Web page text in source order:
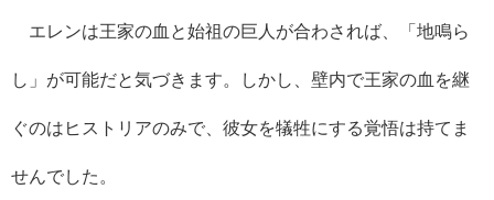
エレンは王家の血と始祖の巨人が合わされば、「地鳴ら
し」が可能だと気づきます。しかし、壁内で王家の血を継
ぐのはヒストリアのみで、彼女を犠牲にする覚悟は持てま
せんでした。